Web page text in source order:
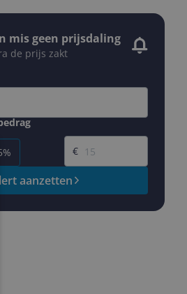
mis geen prijsdaling
de prijs zakt
Gewenste prijs
€
aanzetten